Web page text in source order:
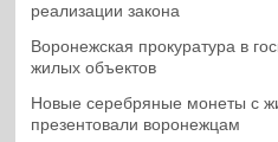
реализации закона
Воронежская прокуратура в
жилых объектов
Новые серебряные монеты с
презентовали воронежцам